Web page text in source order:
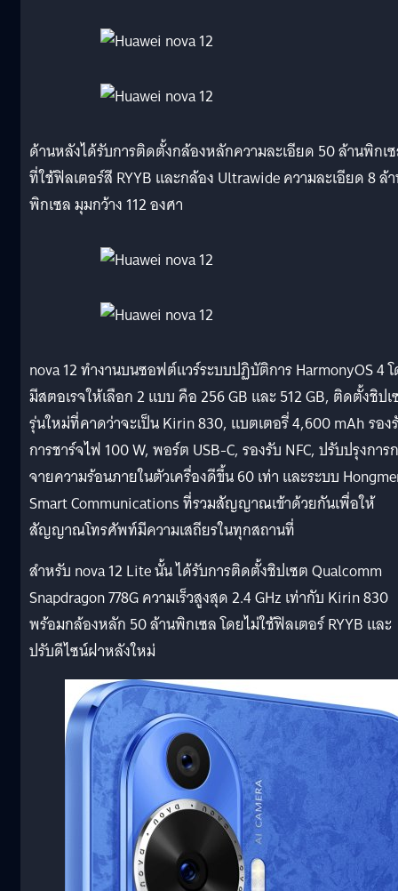
ด้านหลังได้รับการติดตั้งกล้องหลักความละเอียด 50 ล้านพิกเ
ที่ใช้ฟิลเตอร์สี RYYB และกล้อง Ultrawide ความละเอียด 8 ล้
พิกเซล มุมกว้าง 112 องศา
nova 12 ทำงานบนซอฟต์แวร์ระบบปฏิบัติการ HarmonyOS 4
มีสตอเรจให้เลือก 2 แบบ คือ 256 GB และ 512 GB, ติดตั้งชิป
รุ่นใหม่ที่คาดว่าจะเป็น Kirin 830, แบตเตอรี่ 4,600 mAh รอง
การชาร์จไฟ 100 W, พอร์ต USB-C, รองรับ NFC, ปรับปรุงการ
จายความร้อนภายในตัวเครื่องดีขึ้น 60 เท่า และระบบ
Smart Communications ที่รวมสัญญาณเข้าด้วยกันเพื่อให้
สัญญาณโทรศัพท์มีความเสถียรในทุกสถานที่
สำหรับ nova 12 Lite นั้น ได้รับการติดตั้งชิปเซต Qualcomm
Snapdragon 778G ความเร็วสูงสุด 2.4 GHz เท่ากับ Kirin 830
พร้อมกล้องหลัก 50 ล้านพิกเซล โดยไม่ใช้ฟิลเตอร์ RYYB และ
ปรับดีไซน์ฝาหลังใหม่